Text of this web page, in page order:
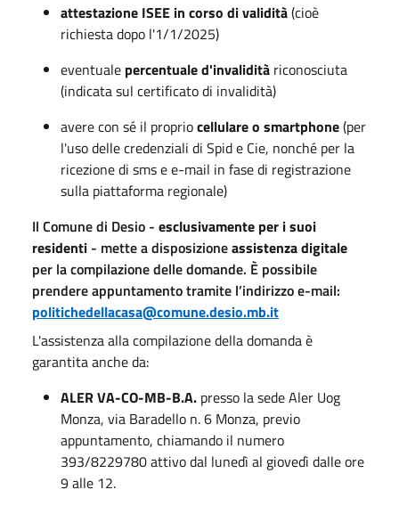
attestazione ISEE in corso di validità(cioè
richiesta dopo l'1/1/2025)
eventuale percentuale d'invalidità riconosciuta
(indicata sul certificato di invalidità)
avere con sé il propriocellulare o smartphone(per
l'uso delle credenziali di Spid e Cie, nonché per la
ricezione di sms e e-mail in fase di registrazione
sulla piattaforma regionale)
Il Comune di Desio - esclusivamente per i suoi
residenti - mette a disposizioneassistenza digitale
per la compilazione delle domande. È possibile
prendere appuntamento tramite l’indirizzo e-mail:
politichedellacasa@comune.desio.mb.it
L'assistenza alla compilazione della domanda è
garantita anche da:
ALER VA-CO-MB-B.A. presso la sede Aler Uog
Monza, via Baradello n. 6 Monza, previo
appuntamento, chiamando il numero
393/8229780 attivo dal lunedì al giovedì dalle ore
9 alle 12.